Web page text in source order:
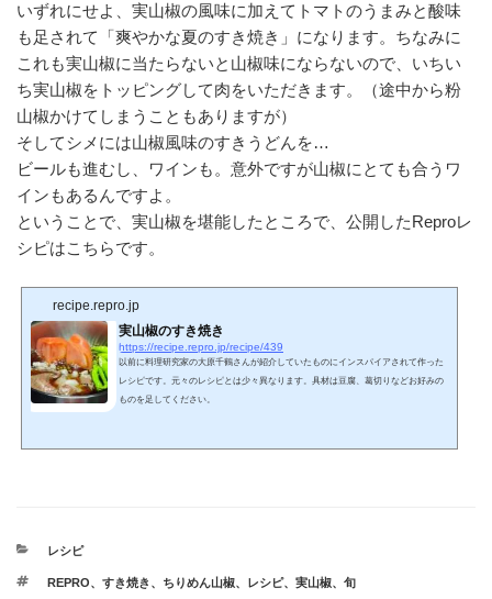
いずれにせよ、実山椒の風味に加えてトマトのうまみと酸味
も足されて「爽やかな夏のすき焼き」になります。ちなみに
これも実山椒に当たらないと山椒味にならないので、いちい
ち実山椒をトッピングして肉をいただきます。（途中から粉
山椒かけてしまうこともありますが）
そしてシメには山椒風味のすきうどんを…
ビールも進むし、ワインも。意外ですが山椒にとても合うワ
インもあるんですよ。
ということで、実山椒を堪能したところで、公開したReproレ
シピはこちらです。
recipe.repro.jp
実山椒のすき焼き
https://recipe.repro.jp/recipe/439
以前に料理研究家の大原千鶴さんが紹介していたものにインスパイアされて作った
レシピです。元々のレシピとは少々異なります。具材は豆腐、葛切りなどお好みの
ものを足してください。
カ
ゴ
レシピ
タ
REPRO、 すき焼き 、 ちりめん山椒、 レシピ、 実山椒、 旬